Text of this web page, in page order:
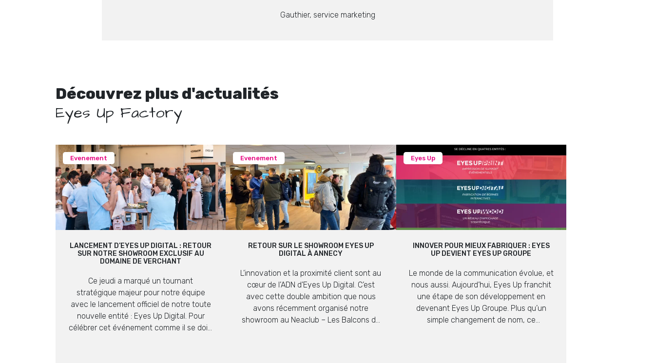
Gauthier, service marketing
Découvrez plus d'actualités
Eyes Up Factory
Evenement
LANCEMENT D’EYES UP DIGITAL : RETOUR
SUR NOTRE SHOWROOM EXCLUSIF AU
DOMAINE DE VERCHANT
Ce jeudi a marqué un tournant
stratégique majeur pour notre équipe
avec le lancement officiel de notre toute
nouvelle entité : Eyes Up Digital. Pour
célébrer cet événement comme il se doit,
Evenement
RETOUR SUR LE SHOWROOM EYES UP
DIGITAL À ANNECY
L’innovation et la proximité client sont au
cœur de l’ADN d’Eyes Up Digital. C’est
avec cette double ambition que nous
avons récemment organisé notre
showroom au Neaclub – Les Balcons du
Eyes Up
INNOVER POUR MIEUX FABRIQUER : EYES
UP DEVIENT EYES UP GROUPE
Le monde de la communication évolue, et
nous aussi. Aujourd’hui, Eyes Up franchit
une étape de son développement en
devenant Eyes Up Groupe. Plus qu’un
simple changement de nom, ce